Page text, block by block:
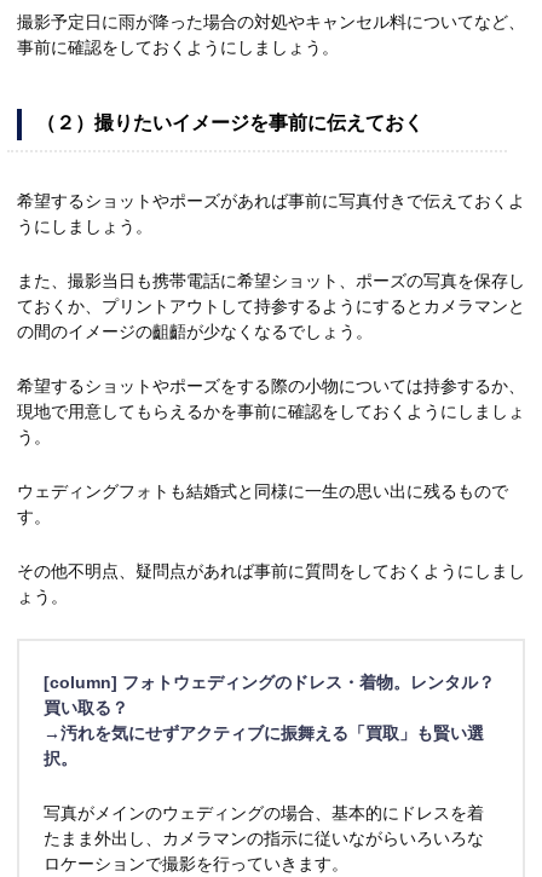
撮影予定日に雨が降った場合の対処やキャンセル料についてなど、
事前に確認をしておくようにしましょう。
（２）撮りたいイメージを事前に伝えておく
希望するショットやポーズがあれば事前に写真付きで伝えておくよ
うにしましょう。
また、撮影当日も携帯電話に希望ショット、ポーズの写真を保存し
ておくか、プリントアウトして持参するようにするとカメラマンと
の間のイメージの齟齬が少なくなるでしょう。
希望するショットやポーズをする際の小物については持参するか、
現地で用意してもらえるかを事前に確認をしておくようにしましょ
う。
ウェディングフォトも結婚式と同様に一生の思い出に残るもので
す。
その他不明点、疑問点があれば事前に質問をしておくようにしまし
ょう。
[column] フォトウェディングのドレス・着物。レンタル？
買い取る？
→汚れを気にせずアクティブに振舞える「買取」も賢い選
択。
写真がメインのウェディングの場合、基本的にドレスを着
たまま外出し、カメラマンの指示に従いながらいろいろな
ロケーションで撮影を行っていきます。